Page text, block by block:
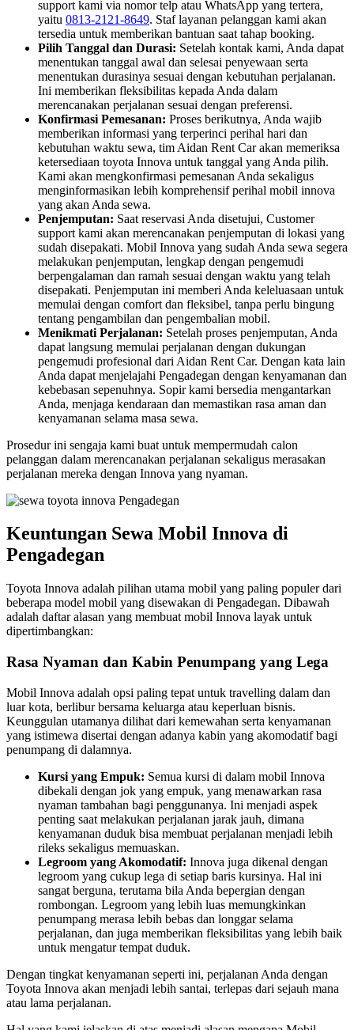
support kami via nomor telp atau WhatsApp yang tertera,
yaitu 0813-2121-8649. Staf layanan pelanggan kami akan
tersedia untuk memberikan bantuan saat tahap booking.
Pilih Tanggal dan Durasi: Setelah kontak kami, Anda dapat
menentukan tanggal awal dan selesai penyewaan serta
menentukan durasinya sesuai dengan kebutuhan perjalanan.
Ini memberikan fleksibilitas kepada Anda dalam
merencanakan perjalanan sesuai dengan preferensi.
Konfirmasi Pemesanan: Proses berikutnya, Anda wajib
memberikan informasi yang terperinci perihal hari dan
kebutuhan waktu sewa, tim Aidan Rent Car akan memeriksa
ketersediaan toyota Innova untuk tanggal yang Anda pilih.
Kami akan mengkonfirmasi pemesanan Anda sekaligus
menginformasikan lebih komprehensif perihal mobil innova
yang akan Anda sewa.
Penjemputan: Saat reservasi Anda disetujui, Customer
support kami akan merencanakan penjemputan di lokasi yang
sudah disepakati. Mobil Innova yang sudah Anda sewa segera
melakukan penjemputan, lengkap dengan pengemudi
berpengalaman dan ramah sesuai dengan waktu yang telah
disepakati. Penjemputan ini memberi Anda keleluasaan untuk
memulai dengan comfort dan fleksibel, tanpa perlu bingung
tentang pengambilan dan pengembalian mobil.
Menikmati Perjalanan: Setelah proses penjemputan, Anda
dapat langsung memulai perjalanan dengan dukungan
pengemudi profesional dari Aidan Rent Car. Dengan kata lain
Anda dapat menjelajahi Pengadegan dengan kenyamanan dan
kebebasan sepenuhnya. Sopir kami bersedia mengantarkan
Anda, menjaga kendaraan dan memastikan rasa aman dan
kenyamanan selama masa sewa.
Prosedur ini sengaja kami buat untuk mempermudah calon
pelanggan dalam merencanakan perjalanan sekaligus merasakan
perjalanan mereka dengan Innova yang nyaman.
Keuntungan Sewa Mobil Innova di
Pengadegan
Toyota Innova adalah pilihan utama mobil yang paling populer dari
beberapa model mobil yang disewakan di Pengadegan. Dibawah
adalah daftar alasan yang membuat mobil Innova layak untuk
dipertimbangkan:
Rasa Nyaman dan Kabin Penumpang yang Lega
Mobil Innova adalah opsi paling tepat untuk travelling dalam dan
luar kota, berlibur bersama keluarga atau keperluan bisnis.
Keunggulan utamanya dilihat dari kemewahan serta kenyamanan
yang istimewa disertai dengan adanya kabin yang akomodatif bagi
penumpang di dalamnya.
Kursi yang Empuk: Semua kursi di dalam mobil Innova
dibekali dengan jok yang empuk, yang menawarkan rasa
nyaman tambahan bagi penggunanya. Ini menjadi aspek
penting saat melakukan perjalanan jarak jauh, dimana
kenyamanan duduk bisa membuat perjalanan menjadi lebih
rileks sekaligus memuaskan.
Legroom yang Akomodatif: Innova juga dikenal dengan
legroom yang cukup lega di setiap baris kursinya. Hal ini
sangat berguna, terutama bila Anda bepergian dengan
rombongan. Legroom yang lebih luas memungkinkan
penumpang merasa lebih bebas dan longgar selama
perjalanan, dan juga memberikan fleksibilitas yang lebih baik
untuk mengatur tempat duduk.
Dengan tingkat kenyamanan seperti ini, perjalanan Anda dengan
Toyota Innova akan menjadi lebih santai, terlepas dari sejauh mana
atau lama perjalanan.